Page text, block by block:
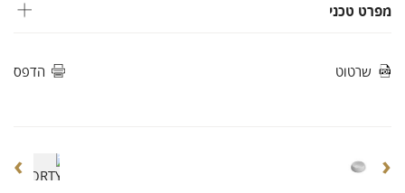
מפרט טכני
שרטוט הדפס
‹
›